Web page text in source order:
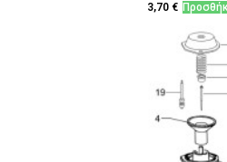
3,70 €